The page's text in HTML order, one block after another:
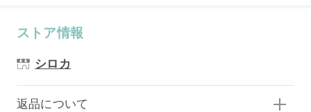
ストア情報
シロカ
返品について